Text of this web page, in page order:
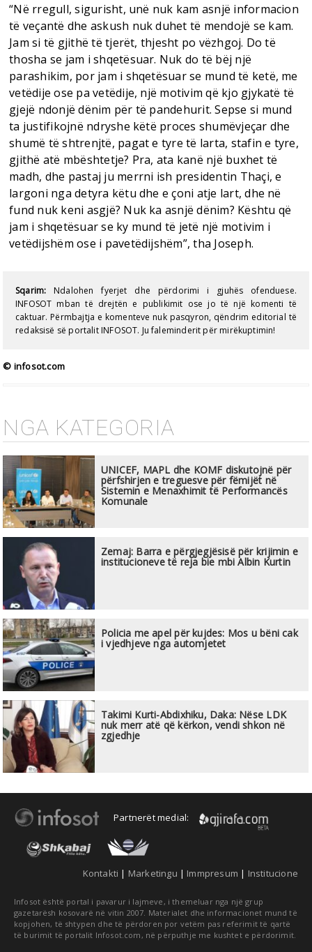
“Në rregull, sigurisht, unë nuk kam asnjë informacion
të veçantë dhe askush nuk duhet të mendojë se kam.
Jam si të gjithë të tjerët, thjesht po vëzhgoj. Do të
thosha se jam i shqetësuar. Nuk do të bëj një
parashikim, por jam i shqetësuar se mund të ketë, me
vetëdije ose pa vetëdije, një motivim që kjo gjykatë të
gjejë ndonjë dënim për të pandehurit. Sepse si mund
ta justifikojnë ndryshe këtë proces shumëvjeçar dhe
shumë të shtrenjtë, pagat e tyre të larta, stafin e tyre,
gjithë atë mbështetje? Pra, ata kanë një buxhet të
madh, dhe pastaj ju merrni ish presidentin Thaçi, e
largoni nga detyra këtu dhe e çoni atje lart, dhe në
fund nuk keni asgjë? Nuk ka asnjë dënim? Kështu që
jam i shqetësuar se ky mund të jetë një motivim i
vetëdijshëm ose i pavetëdijshëm”, tha Joseph.
Sqarim: Ndalohen fyerjet dhe përdorimi i gjuhës ofenduese.
INFOSOT mban të drejtën e publikimit ose jo të një komenti të
caktuar. Përmbajtja e komenteve nuk pasqyron, qëndrim editorial të
redaksisë së portalit INFOSOT. Ju faleminderit për mirëkuptimin!
© infosot.com
NGA KATEGORIA
UNICEF, MAPL dhe KOMF diskutojnë për
përfshirjen e treguesve për fëmijët në
Sistemin e Menaxhimit të Performancës
Komunale
Zemaj: Barra e përgjegjësisë për krijimin e
institucioneve të reja bie mbi Albin Kurtin
Policia me apel për kujdes: Mos u bëni cak
i vjedhjeve nga automjetet
Takimi Kurti-Abdixhiku, Daka: Nëse LDK
nuk merr atë që kërkon, vendi shkon në
zgjedhje
Partnerët medial:
Kontakti | Marketingu | Immpresum | Institucione
Infosot është portal i pavarur i lajmeve, i themeluar nga një grup
gazetarësh kosovarë në vitin 2007. Materialet dhe informacionet mund të
kopjohen, të shtypen dhe të përdoren por vetëm pas referimit të qartë
të burimit të portalit Infosot.com, në përputhje me kushtet e përdorimit.